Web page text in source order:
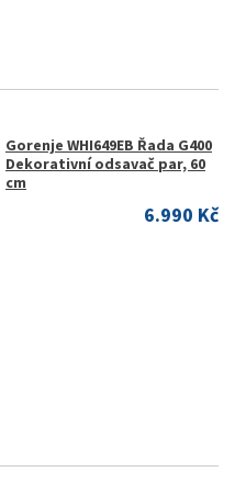
Gorenje WHI649EB Řada G400
Dekorativní odsavač par, 60
cm
6.990 Kč